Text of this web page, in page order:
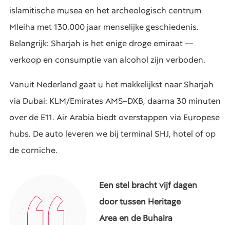
islamitische musea en het archeologisch centrum
Mleiha met 130.000 jaar menselijke geschiedenis.
Belangrijk: Sharjah is het enige droge emiraat —
verkoop en consumptie van alcohol zijn verboden.
Vanuit Nederland gaat u het makkelijkst naar Sharjah
via Dubai: KLM/Emirates AMS–DXB, daarna 30 minuten
over de E11. Air Arabia biedt overstappen via Europese
hubs. De auto leveren we bij terminal SHJ, hotel of op
de corniche.
Een stel bracht vijf dagen
door tussen Heritage
Area en de Buhaira